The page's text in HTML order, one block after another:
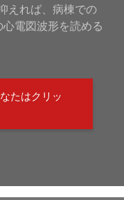
えれば、病棟での
電図波形を読める
たはクリッ